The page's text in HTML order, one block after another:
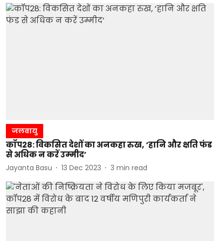
जलवायु
कॉप28: विकसित देशों का अनकहा रुख, ‘हानि और क्षति फंड
से अधिक न करें उम्मीद’
Jayanta Basu 13 Dec 2023 3 min read